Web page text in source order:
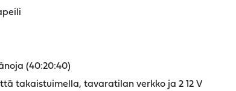
(40:20:40)
takaistuimella, tavaratilan verkko ja 2 12 V